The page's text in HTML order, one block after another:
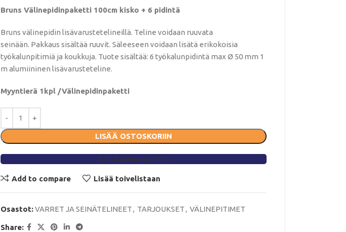
Bruns Välinepidinpaketti 100cm kisko + 6 pidintä
Bruns välinepidin lisävarustetelineillä. Teline voidaan ruuvata
seinään. Pakkaus sisältää ruuvit. Säleeseen voidaan lisätä erikokoisia
työkalunpitimiä ja koukkuja. Tuote sisältää: 6 työkalunpidintä max Ø 50 mm 1
m alumiininen lisävarusteteline.
Myyntierä 1kpl /Välinepidinpaketti
LISÄÄ OSTOSKORIIN
TÄYTÄ LAINAHAKEMUS
Add to compare Lisää toivelistaan
Osastot:VARRET JA SEINÄTELINEET, TARJOUKSET, VÄLINEPITIMET
Share: